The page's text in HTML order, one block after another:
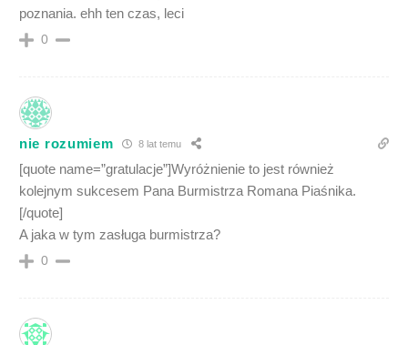
poznania. ehh ten czas, leci
0
nie rozumiem 8 lat temu
[quote name=”gratulacje”]Wyróżnienie to jest również
kolejnym sukcesem Pana Burmistrza Romana Piaśnika.
[/quote]
A jaka w tym zasługa burmistrza?
0